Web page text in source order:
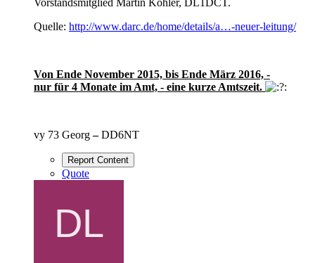
Quelle: http://www.darc.de/home/details/a…-neuer-leitung/
Von Ende November 2015, bis Ende März 2016, -
nur für 4 Monate im Amt, - eine kurze Amtszeit.
vy 73 Georg–DD6NT
Report Content
Quote